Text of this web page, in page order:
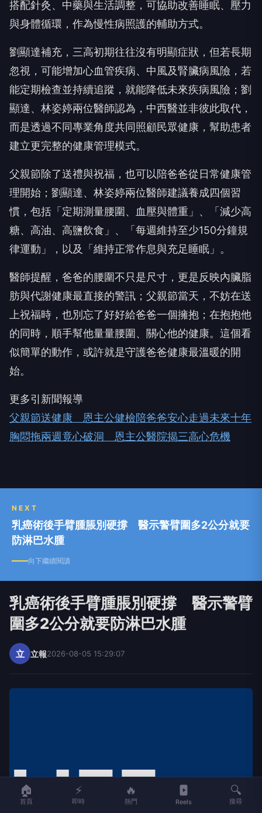
搭配針灸、中藥與生活調整，可協助改善睡眠、壓力
與身體循環，作為慢性病照護的輔助方式。
劉顯達補充，三高初期往往沒有明顯症狀，但若長期
忽視，可能增加心血管疾病、中風及腎臟病風險，若
能定期檢查並持續追蹤，就能降低未來疾病風險；劉
顯達、林姿婷兩位醫師認為，中西醫並非彼此取代，
而是透過不同專業角度共同照顧民眾健康，幫助患者
建立更完整的健康管理模式。
父親節除了送禮與祝福，也可以陪爸爸從日常健康管
理開始；劉顯達、林姿婷兩位醫師建議養成四個習
慣，包括「定期測量腰圍、血壓與體重」、「減少高
糖、高油、高鹽飲食」、「每週維持至少150分鐘規
律運動」，以及「維持正常作息與充足睡眠」。
醫師提醒，爸爸的腰圍不只是尺寸，更是反映內臟脂
肪與代謝健康最直接的警訊；父親節當天，不妨在送
上祝福時，也別忘了好好給爸爸一個擁抱；在抱抱他
的同時，順手幫他量量腰圍、關心他的健康。這個看
似簡單的動作，或許就是守護爸爸健康最溫暖的開
始。
更多引新聞報導
父親節送健康 恩主公健檢陪爸爸安心走過未來十年
胸悶拖兩週竟心破洞 恩主公醫院揭三高心危機
NEXT
乳癌術後手臂腫脹別硬撐 醫示警臂圍多2公分就要
防淋巴水腫
向下繼續閱讀
乳癌術後手臂腫脹別硬撐 醫示警臂
圍多2公分就要防淋巴水腫
立 立報2026-08-05 15:29:07
🏠
首頁
⚡
即時
🔥
熱門 Reels
🔍
搜尋